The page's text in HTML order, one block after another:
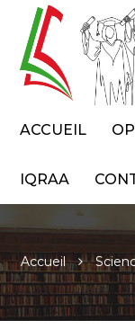
ACCUEIL
IQRAA
Accueil